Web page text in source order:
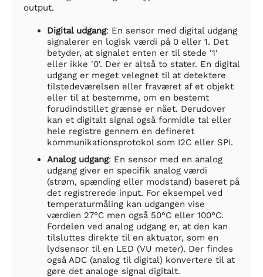
output.
Digital udgang: En sensor med digital udgang
signalerer en logisk værdi på 0 eller 1. Det
betyder, at signalet enten er til stede '1'
eller ikke '0'. Der er altså to stater. En digital
udgang er meget velegnet til at detektere
tilstedeværelsen eller fraværet af et objekt
eller til at bestemme, om en bestemt
forudindstillet grænse er nået. Derudover
kan et digitalt signal også formidle tal eller
hele registre gennem en defineret
kommunikationsprotokol som I2C eller SPI.
Analog udgang: En sensor med en analog
udgang giver en specifik analog værdi
(strøm, spænding eller modstand) baseret på
det registrerede input. For eksempel ved
temperaturmåling kan udgangen vise
værdien 27°C men også 50°C eller 100°C.
Fordelen ved analog udgang er, at den kan
tilsluttes direkte til en aktuator, som en
lydsensor til en LED (VU meter). Der findes
også ADC (analog til digital) konvertere til at
gøre det analoge signal digitalt.